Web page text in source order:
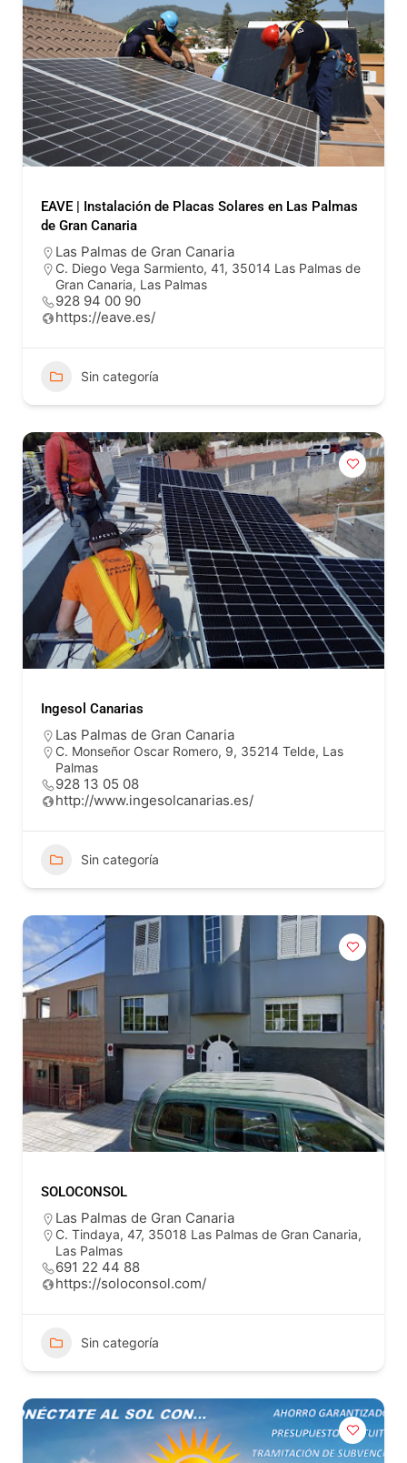
EAVE | Instalación de Placas Solares en Las Palmas
de Gran Canaria
Las Palmas de Gran Canaria
C. Diego Vega Sarmiento, 41, 35014 Las Palmas de
Gran Canaria, Las Palmas
928 94 00 90
https://eave.es/
Sin categoría
Ingesol Canarias
Las Palmas de Gran Canaria
C. Monseñor Oscar Romero, 9, 35214 Telde, Las
Palmas
928 13 05 08
http://www.ingesolcanarias.es/
Sin categoría
SOLOCONSOL
Las Palmas de Gran Canaria
C. Tindaya, 47, 35018 Las Palmas de Gran Canaria,
Las Palmas
691 22 44 88
https://soloconsol.com/
Sin categoría